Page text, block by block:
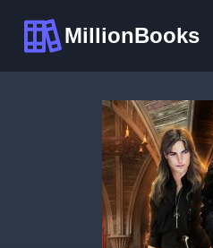
содержимому
MillionBooks